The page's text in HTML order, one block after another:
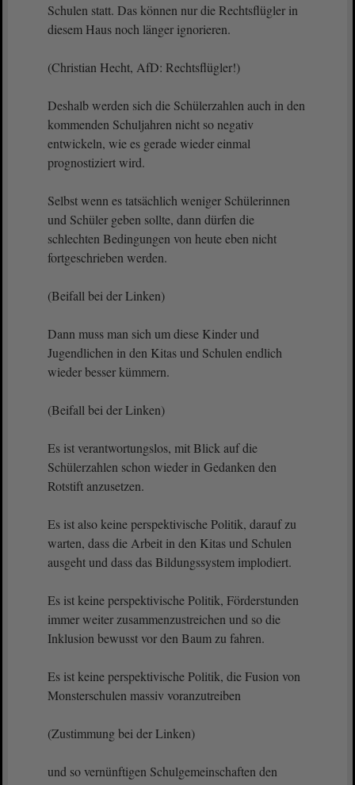
Schulen statt. Das können nur die Rechtsflügler in
diesem Haus noch länger ignorieren.
(Christian Hecht, AfD: Rechtsflügler!)
Deshalb werden sich die Schülerzahlen auch in den
kommenden Schuljahren nicht so negativ
entwickeln, wie es gerade wieder einmal
prognostiziert wird.
Selbst wenn es tatsächlich weniger Schülerinnen
und Schüler geben sollte, dann dürfen die
schlechten Bedingungen von heute eben nicht
fortgeschrieben werden.
(Beifall bei der Linken)
Dann muss man sich um diese Kinder und
Jugendlichen in den Kitas und Schulen endlich
wieder besser kümmern.
(Beifall bei der Linken)
Es ist verantwortungslos, mit Blick auf die
Schülerzahlen schon wieder in Gedanken den
Rotstift anzusetzen.
Es ist also keine perspektivische Politik, darauf zu
warten, dass die Arbeit in den Kitas und Schulen
ausgeht und dass das Bildungssystem implodiert.
Es ist keine perspektivische Politik, Förderstunden
immer weiter zusammenzustreichen und so die
Inklusion bewusst vor den Baum zu fahren.
Es ist keine perspektivische Politik, die Fusion von
Monsterschulen massiv voranzutreiben
(Zustimmung bei der Linken)
und so vernünftigen Schulgemeinschaften den